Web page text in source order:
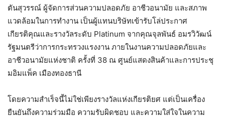
ตันสุวรรณ์ ผู้จัดการส่วนความปลอดภัย อาชีวอนามัย และสภาพ
แวดล้อมในการทำงาน เป็นผู้แทนบริษัทเข้ารับโล่ประกาศ
เกียรติคุณและรางวัลระดับ Platinum จากคุณจุลพันธ์ อมรวิวัฒน์
รัฐมนตรีว่าการกระทรวงแรงงาน ภายในงานความปลอดภัยและ
อาชีวอนามัยแห่งชาติ ครั้งที่ 38 ณ ศูนย์แสดงสินค้าและการประชุ
มอิมแพ็ค เมืองทองธานี
โดยความสำเร็จนี้ไม่ใช่เพียงรางวัลแห่งเกียรติยศ แต่เป็นเครื่อง
ยืนยันถึงความร่วมมือ ความรับผิดชอบ และความใส่ใจในความ